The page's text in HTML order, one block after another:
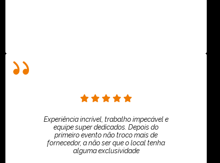
Experiência incrível, trabalho impecável e
equipe super dedicados. Depois do
primeiro evento não troco mais de
fornecedor, a não ser que o local tenha
alguma exclusividade